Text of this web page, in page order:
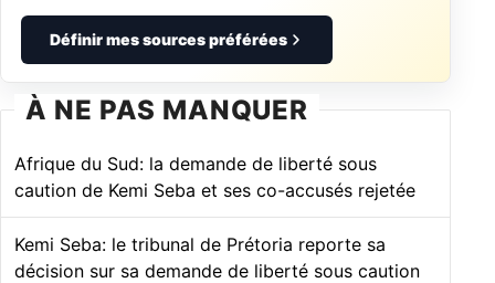
Définir mes sources préférées
À NE PAS MANQUER
Afrique du Sud: la demande de liberté sous
caution de Kemi Seba et ses co-accusés rejetée
Kemi Seba: le tribunal de Prétoria reporte sa
décision sur sa demande de liberté sous caution